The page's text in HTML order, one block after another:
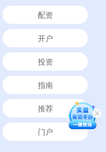
配资
开户
投资
指南
推荐
门户